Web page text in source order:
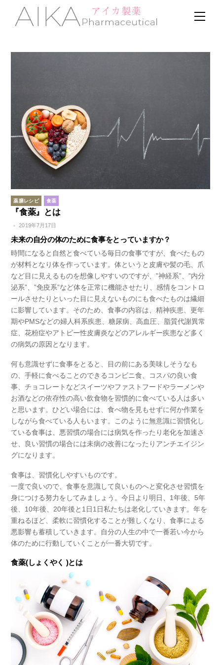
content
薬膳レシピ 食薬
『食薬』とは
2019年7月17日
未来の自分の体のために食事をとっていますか？
時間になると自然と食べている毎日の食事ですが、食べたもの
が材料となり体を作っています。体というと皮膚や髪の毛、爪
など目に見えるものを想像しやすいのですが、”神経系”、”内分
泌系”、”免疫系”など体を正常に機能させたり、感情をコントロ
ールさせたりといった目に見えないものにも食べたものは繊細
に影響しています。そのため、食事の内容は、精神疾患、更年
期やPMSなどの婦人科系疾患、糖尿病、高血圧、脂質代謝異常
症、花粉症やアトピー性皮膚炎などのアレルギー疾患など多く
の病気の原因となります。
何も意識せずに食事をとると、目の前にある美味しそうなも
の、手軽に食べることのできるコンビニ食、コスパの良い食
事、チョコレートなどスイーツやファストフードやラーメンや
お酒などの依存性の高い飲食物を習慣的に食べている人は多い
と思います。ひどい場合には、食べ物を見もせずに何か作業を
しながら食べている人もいます。このように無意識に習慣化し
ている食事は、悪習慣の場合には病気を作ったり老化を加速さ
せ、良い習慣の場合には未病の改善になったりアンチエイジン
グになります。
食事は、習慣化しやすいものです。
一度で良いので、食事を意識して良いものへと変化させ習慣を
身につける努力をしてみましょう。今日より明日、1年後、5年
後、10年後、20年後と1日1日私たちは老化していきます。年を
重ねるほど、柔軟に習慣化することが難しくなり、食事による
悪影響も蓄積していきます。 自分の人生の中で一番若い今から
体のために行動していくことが一番大切です。
食薬(しょくやく )とは